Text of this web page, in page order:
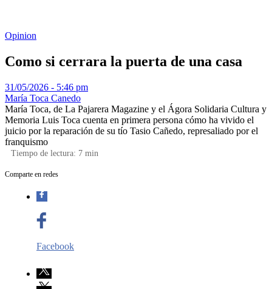
Opinion
Como si cerrara la puerta de una casa
31/05/2026 - 5:46 pm
María Toca Canedo
María Toca, de La Pajarera Magazine y el Ágora Solidaria Cultura y
Memoria Luis Toca cuenta en primera persona cómo ha vivido el
juicio por la reparación de su tío Tasio Cañedo, represaliado por el
franquismo
Tiempo de lectura: 7 min
Comparte en redes
Facebook